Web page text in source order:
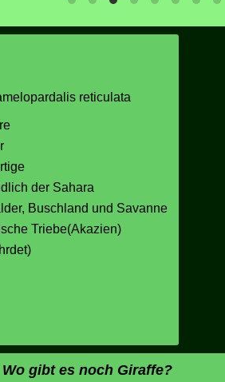
reticulata
der Sahara
Buschland und Savanne
Triebe(Akazien)
Wo gibt es noch Giraffe?